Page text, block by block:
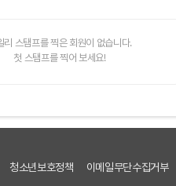
리 스탬프를 찍은 회원이 없습니다.
첫 스탬프를 찍어 보세요!
청소년보호정책 이메일무단수집거부